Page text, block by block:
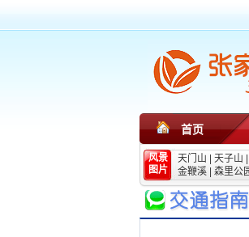
首页
风景
图片
天门山 天子山
金鞭溪
森里公